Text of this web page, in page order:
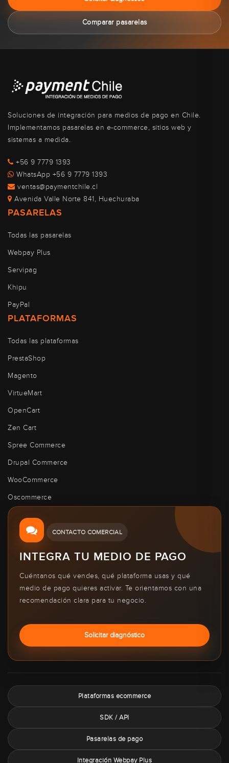
Comparar pasarelas
Soluciones de integración para medios de pago en Chile.
Implementamos pasarelas en e-commerce, sitios web y
sistemas a medida.
+56 9 7779 1393
WhatsApp +56 9 7779 1393
ventas@paymentchile.cl
Avenida Valle Norte 841, Huechuraba
PASARELAS
Todas las pasarelas
Webpay Plus
Servipag
Khipu
PayPal
PLATAFORMAS
Todas las plataformas
PrestaShop
Magento
VirtueMart
OpenCart
Zen Cart
Spree Commerce
Drupal Commerce
WooCommerce
Oscommerce
CONTACTO COMERCIAL
INTEGRA TU MEDIO DE PAGO
Cuéntanos qué vendes, qué plataforma usas y qué
medio de pago quieres activar. Te orientamos con una
recomendación clara para tu negocio.
Solicitar diagnóstico
Plataformas ecommerce
SDK / API
Pasarelas de pago
Integración Webpay Plus